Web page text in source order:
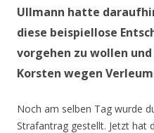
Ullmann hatte
diese beispiellose
vorgehen zu wollen
Korsten wegen
Noch am selben Tag wurde
Strafantrag gestellt. Jetzt hat